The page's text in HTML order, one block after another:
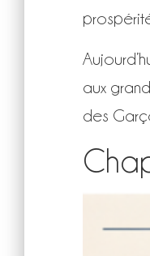
aux
des